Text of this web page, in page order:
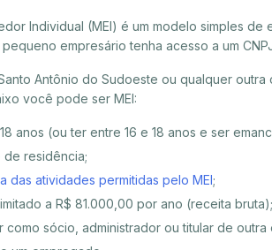
Individual (MEI) é um modelo simples de
empresário tenha acesso a um
Antônio do Sudoeste ou qualquer
você pode ser MEI:
anos (ou ter entre 16 e 18 anos e ser
de residência;
das atividades permitidas pelo MEI;
a R$ 81.000,00 por ano (receita bruta);
como sócio, administrador ou titular de outra